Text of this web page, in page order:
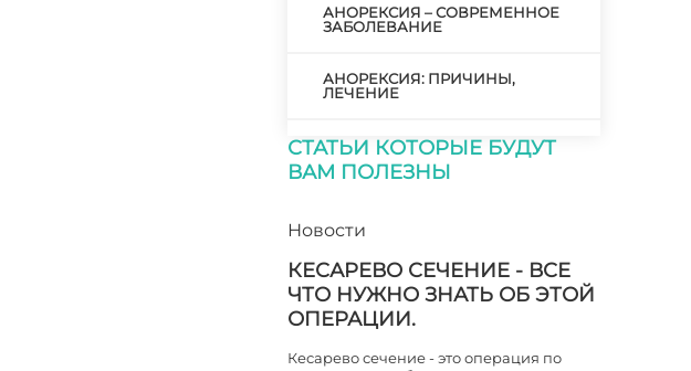
АНОРЕКСИЯ – СОВРЕМЕННОЕ
ЗАБОЛЕВАНИЕ
АНОРЕКСИЯ: ПРИЧИНЫ,
ЛЕЧЕНИЕ
АНОРЕКСИЯ: ПРИЧИНЫ,
СИМПТОМАТИКА, ТАКТИКА
ЛЕЧЕНИЯ
АНОРЕКСИЯ: СОЗНАТЕЛЬНАЯ
И ВЫНУЖДЕННАЯ
АНОРЕКСИЯ: ТРЕВОЖНЫЕ
СИМПТОМЫ И ПОМОЩЬ
АНТИБИОТИКИ ПОСЛЕ
СТАТЬИ КОТОРЫЕ БУДУТ
ВАМ ПОЛЕЗНЫ
Новости
КЕСАРЕВО СЕЧЕНИЕ - ВСЕ
ЧТО НУЖНО ЗНАТЬ ОБ ЭТОЙ
ОПЕРАЦИИ.
Кесарево сечение - это операция по